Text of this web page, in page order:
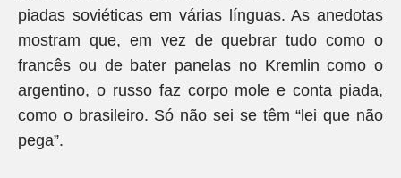
piadas soviéticas em várias línguas. As anedotas
mostram que, em vez de quebrar tudo como o
francês ou de bater panelas no Kremlin como o
argentino, o russo faz corpo mole e conta piada,
como o brasileiro. Só não sei se têm “lei que não
pega”.